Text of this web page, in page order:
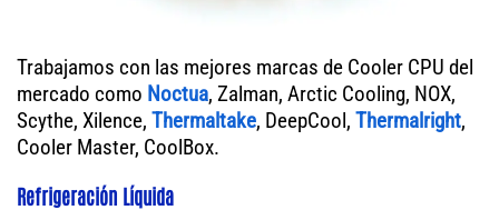
Trabajamos con las mejores marcas de Cooler CPU del
mercado como Noctua, Zalman, Arctic Cooling, NOX,
Scythe, Xilence, Thermaltake, DeepCool, Thermalright,
Cooler Master, CoolBox.
Refrigeración Líquida